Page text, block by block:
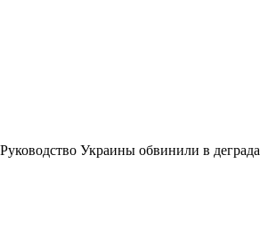
Руководство Украины обвинили в